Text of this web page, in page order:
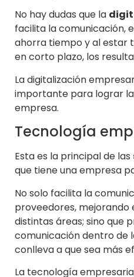
No hay dudas que la
facilita la comunicación,
ahorra tiempo y al estar
en corto plazo, los
La digitalización
importante para lograr
empresa.
Tecnología
Esta es la principal de las
que tiene una empresa
No solo facilita la
proveedores, mejorando
distintas áreas; sino que
comunicación dentro de
conlleva a que sea más
La tecnología